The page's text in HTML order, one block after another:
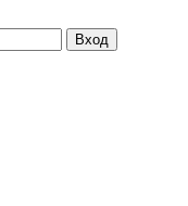
Вход
34-90 (Life)